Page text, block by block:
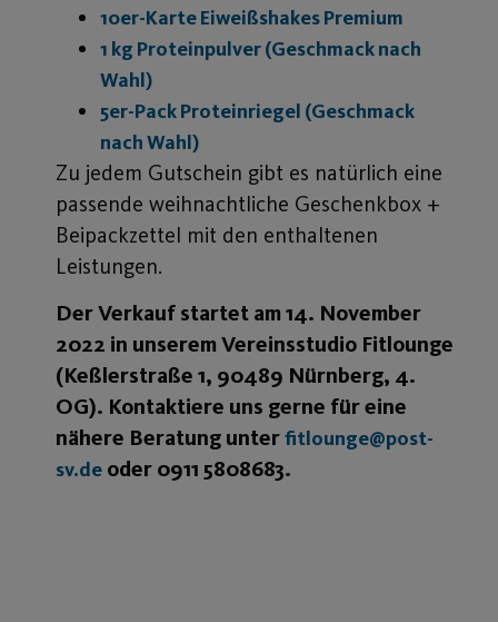
10er-Karte Eiweißshakes Premium
1 kg Proteinpulver (Geschmack nach
Wahl)
5er-Pack Proteinriegel (Geschmack
nach Wahl)
Zu jedem Gutschein gibt es natürlich eine
passende weihnachtliche Geschenkbox +
Beipackzettel mit den enthaltenen
Leistungen.
Der Verkauf startet am 14. November
2022 in unserem Vereinsstudio Fitlounge
(Keßlerstraße 1, 90489 Nürnberg, 4.
OG). Kontaktiere uns gerne für eine
nähere Beratung unterfitlounge@post-
sv.de oder 0911 5808683.